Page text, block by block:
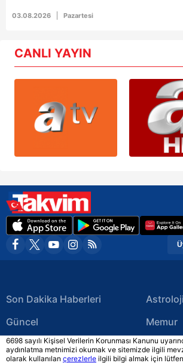
03.08.2026 Pazartesi
CANLI YAYIN
Son Dakika Haberleri
Güncel
Ekonomi Haberleri
Astroloji
Memur
Yerel
6698 sayılı Kişisel Verilerin Korunması Kanunu
aydınlatma metnimizi okumak ve sitemizde ilgili
olarak kullanılan çerezlerle ilgili bilgi almak için lütfen